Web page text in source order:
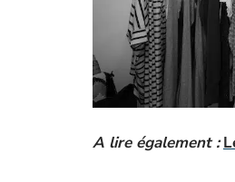
A lire également :